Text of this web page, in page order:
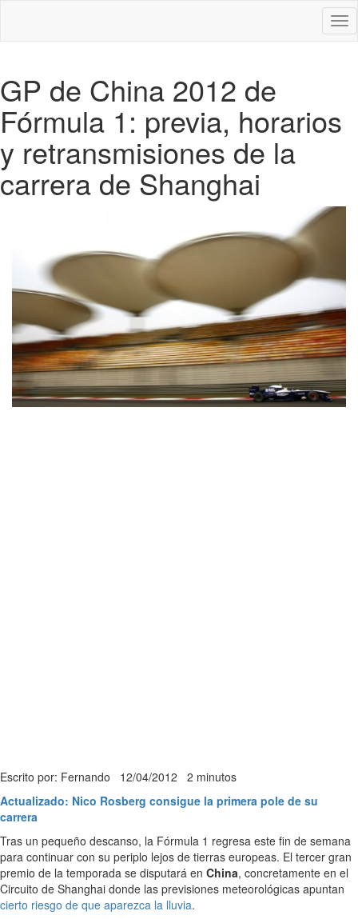
GP de China 2012 de
Fórmula 1: previa, horarios
y retransmisiones de la
carrera de Shanghai
Escrito por: Fernando 12/04/2012 2 minutos
Actualizado: Nico Rosberg consigue la primera pole de su
carrera
Tras un pequeño descanso, la Fórmula 1 regresa este fin de semana
para continuar con su periplo lejos de tierras europeas. El tercer gran
premio de la temporada se disputará en China, concretamente en el
Circuito de Shanghai donde las previsiones meteorológicas apuntan
cierto riesgo de que aparezca la lluvia.